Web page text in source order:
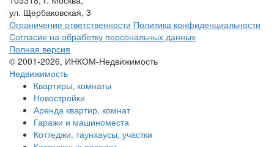
ул. Щербаковская, 3
Ограничение ответственности Политика конфиденциальности
Согласие на обработку персональных данных
Полная версия
© 2001-2026, ИНКОМ-Недвижимость
Недвижимость
Квартиры, комнаты
Новостройки
Аренда квартир, комнат
Гаражи и машиноместа
Коттеджи, таунхаусы, участки